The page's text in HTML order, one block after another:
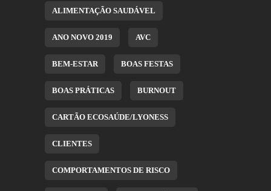
ALIMENTAÇÃO SAUDÁVEL
ANO NOVO 2019 AVC
BEM-ESTAR BOAS FESTAS
BOAS PRÁTICAS BURNOUT
CARTÃO ECOSAÚDE/LYONESS
CLIENTES
COMPORTAMENTOS DE RISCO